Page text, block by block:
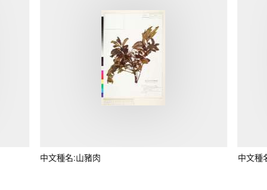
中文種名:山豬肉 中文種